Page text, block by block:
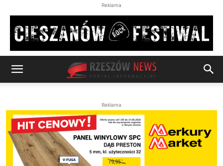
Reklama
Reklama